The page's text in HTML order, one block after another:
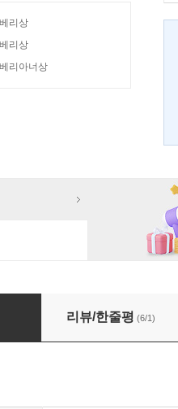
리상
리상
리아너상
리뷰/한줄평 (6/1)